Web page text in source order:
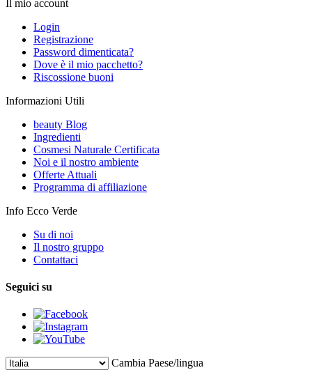
Il mio account
Login
Registrazione
Password dimenticata?
Dove è il mio pacchetto?
Riscossione buoni
Informazioni Utili
beauty Blog
Ingredienti
Cosmesi Naturale Certificata
Noi e il nostro ambiente
Offerte Attuali
Programma di affiliazione
Info Ecco Verde
Su di noi
Il nostro gruppo
Contattaci
Seguici su
Cambia Paese/lingua